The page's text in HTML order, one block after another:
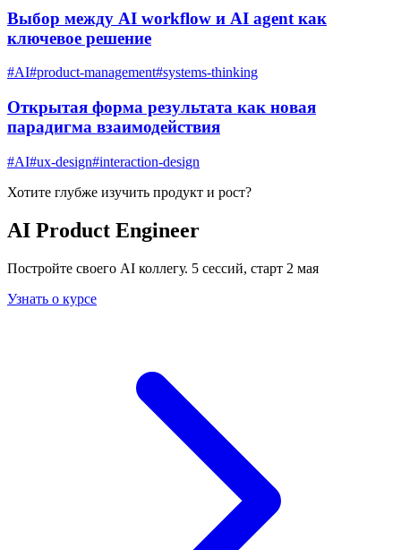
Выбор между AI workflow и AI agent как
ключевое решение
#AI#product-management#systems-thinking
Открытая форма результата как новая
парадигма взаимодействия
#AI#ux-design#interaction-design
Хотите глубже изучить продукт и рост?
AI Product Engineer
Постройте своего AI коллегу. 5 сессий, старт 2 мая
Узнать о курсе